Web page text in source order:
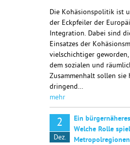
Die Kohäsionspolitik ist
der Eckpfeiler der
Integration. Dabei sind
Einsatzes der
vielschichtiger
dem sozialen und
Zusammenhalt sollen sie
dringend…
mehr
2
Dez.
Ein
Welche Rolle